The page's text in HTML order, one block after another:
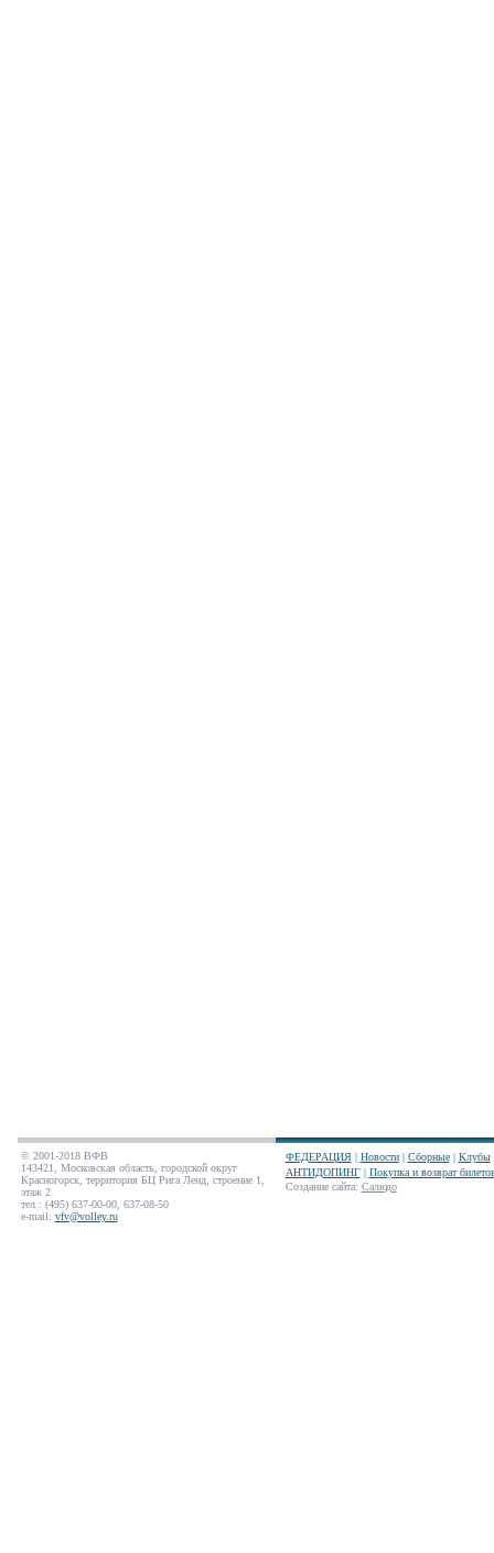
© 2001-2018 ВФВ
143421, Московская область, городской округ
Красногорск, территория БЦ Рига Ленд, строение 1,
этаж 2
тел.: (495) 637-00-00, 637-08-50
e-mail: vfv@volley.ru
ФЕДЕРАЦИЯ| Новости| Сборные| Клубы
АНТИДОПИНГ| Покупка и возврат
Создание сайта: Салюдо